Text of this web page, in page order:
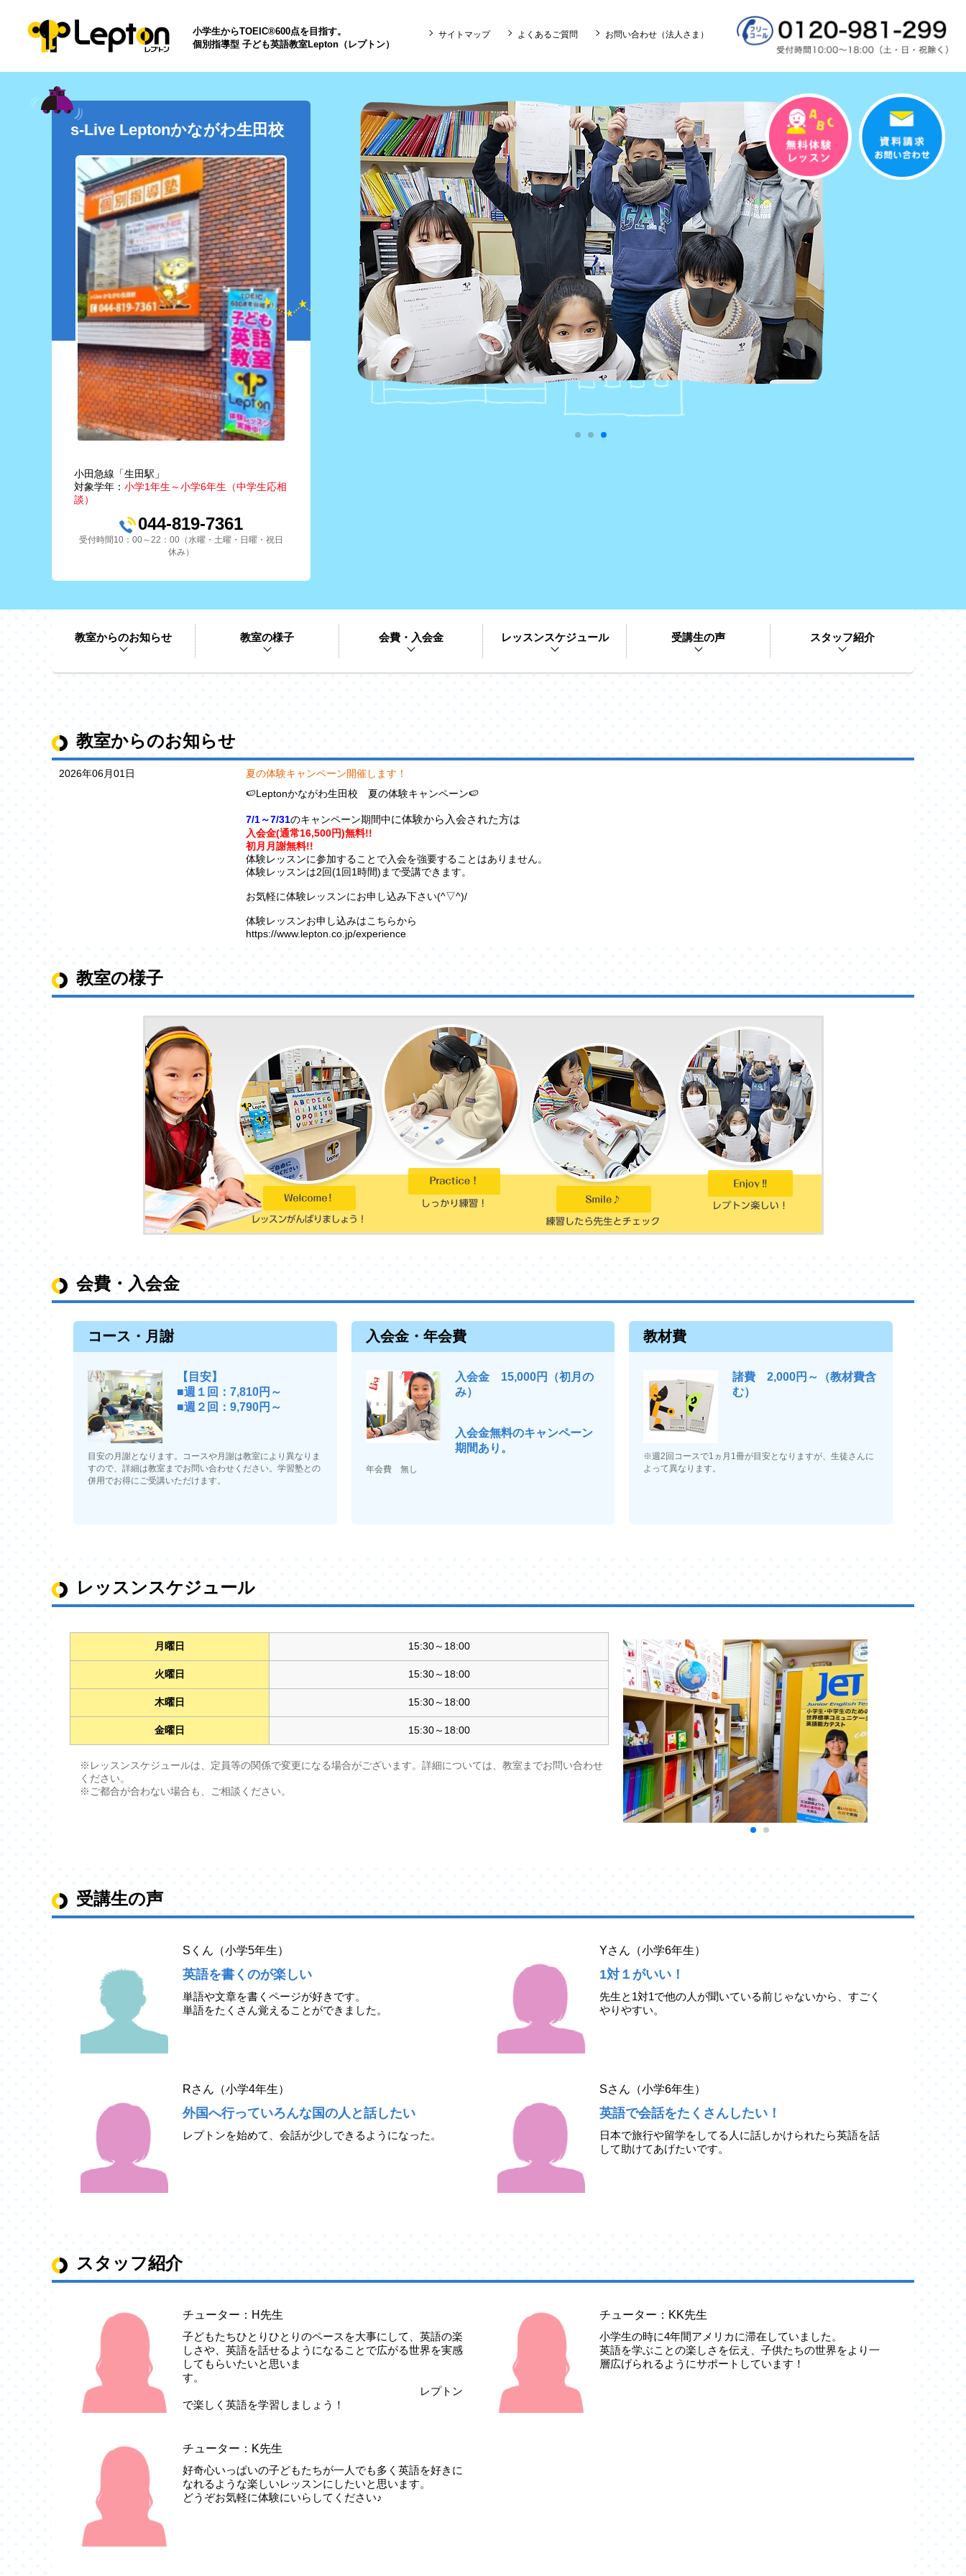
小学生からTOEIC®600点を目指す。
個別指導型 子ども英語教室Lepton（レプトン）
サイトマップ よくあるご質問 お問い合わせ（法人さま）
s-Live Leptonかながわ生田校
小田急線「生田駅」
対象学年： 小学1年生～小学6年生（中学生応相
談）
044-819-7361
受付時間10：00～22：00（水曜・土曜・日曜・祝日
休み）
教室からのお知らせ 教室の様子 会費・入会金 レッスンスケジュール 受講生の声 スタッフ紹介
教室からのお知らせ
2026年06月01日
夏の体験キャンペーン開催します！
🍉Leptonかながわ生田校 夏の体験キャンペーン🍉
7/1～7/31のキャンペーン期間中に体験から入会された方は
入会金(通常16,500円)無料!!
初月月謝無料!!
体験レッスンに参加することで入会を強要することはありません。
体験レッスンは2回(1回1時間)まで受講できます。
お気軽に体験レッスンにお申し込み下さい(^▽^)/
体験レッスンお申し込みはこちらから
https://www.lepton.co.jp/experience
までお願いします!!
春の入会キャンペーン開催します！
🌸春の体験キャンペーン🌸
2/2～3/31までに体験レッスンにご参加された方皆さまに、Amazonギフト券1000円分プレゼント!!
体験レッスンから期間中にご入会された方全員にLeptonオリジナルバッグプレゼント!!
✨Leptonかながわ生田校スペシャル特典✨
期間中の体験からご入会された方は
入会金(通常16,500円)無料!!
初月月謝無料!!
体験レッスンに参加することで入会を強要することはありません。
体験レッスンは2回(1回1時間)まで受講できます。
お気軽に体験レッスンにお申し込み下さい(^▽^)/
までお願いします!!
入会金(通常16,500円)無料!!
体験レッスンに参加することで入会を強要することはありません。
体験レッスンお申し込みはこちらから
お電話でのお申し込みは
2025年06月16日
夏の体験キャンペーン開催します！
🌻Leptonかながわ生田校 夏の体験キャンペーン
7月1日(火)～7月31日(木)までに体験レッスンにご参加された方皆さまに、Amazonギフト券1000円分プレゼント!!
体験レッスンから期間中にご入会された方全員にLeptonオリジナルバッグプレゼント!!
🍉Leptonかながわ生田校スペシャル特典
初月月謝無料!!
体験レッスンに参加することで入会を強要することはありません。
体験レッスンは2回(1回1時間)まで受講できます。
お気軽に体験レッスンにお申し込み下さい(^▽^)/
教室の様子
会費・入会金
コース・月謝
【目安】
■週１回：7,810円～
■週２回：9,790円～
目安の月謝となります。コースや月謝は教室により異なりま
すので、詳細は教室までお問い合わせください。学習塾との
併用でお得にご受講いただけます。
入会金・年会費
入会金 15,000円（初月の
み）
入会金無料のキャンペーン
期間あり。
年会費 無し
教材費
諸費 2,000円～（教材費含
む）
※週2回コースで1ヵ月1冊が目安となりますが、生徒さんに
よって異なります。
レッスンスケジュール
月曜日 15:30～18:00
火曜日 15:30～18:00
木曜日 15:30～18:00
金曜日 15:30～18:00
※レッスンスケジュールは、定員等の関係で変更になる場合がございます。詳細については、教室までお問い合わせ
ください。
※ご都合が合わない場合も、ご相談ください。
受講生の声
Sくん（小学5年生）
英語を書くのが楽しい
単語や文章を書くページが好きです。
単語をたくさん覚えることができました。
Yさん（小学6年生）
1対１がいい！
先生と1対1で他の人が聞いている前じゃないから、すごく
やりやすい。
Rさん（小学4年生）
外国へ行っていろんな国の人と話したい
レプトンを始めて、会話が少しできるようになった。
Sさん（小学6年生）
英語で会話をたくさんしたい！
日本で旅行や留学をしてる人に話しかけられたら英語を話
して助けてあげたいです。
スタッフ紹介
チューター：H先生
子どもたちひとりひとりのペースを大事にして、英語の楽
しさや、英語を話せるようになることで広がる世界を実感
してもらいたいと思いま
す。
レプトン
で楽しく英語を学習しましょう！
チューター：KK先生
小学生の時に4年間アメリカに滞在していました。
英語を学ぶことの楽しさを伝え、子供たちの世界をより一
層広げられるようにサポートしています！
チューター：K先生
好奇心いっぱいの子どもたちが一人でも多く英語を好きに
なれるような楽しいレッスンにしたいと思います。
どうぞお気軽に体験にいらしてください♪